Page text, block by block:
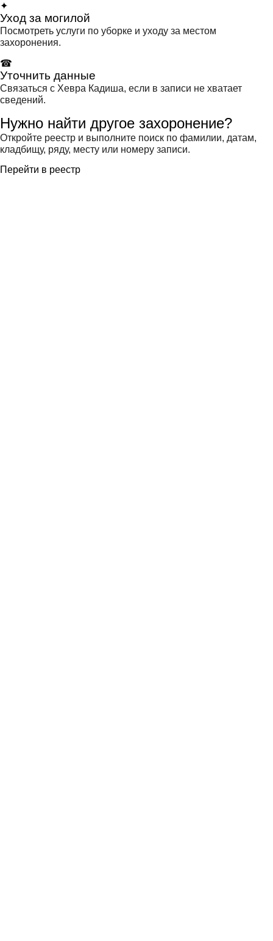
✦
Уход за могилой
Посмотреть услуги по уборке и уходу за местом
захоронения.
☎
Уточнить данные
Связаться с Хевра Кадиша, если в записи не хватает
сведений.
Нужно найти другое захоронение?
Откройте реестр и выполните поиск по фамилии, датам,
кладбищу, ряду, месту или номеру записи.
Перейти в реестр